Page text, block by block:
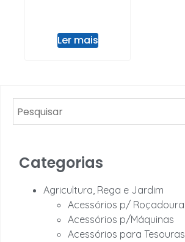
Ler mais
Categorias
Agricultura, Rega e Jardim
Acessórios p/ Roçadoura
Acessórios p/Máquinas
Acessórios para Tesouras